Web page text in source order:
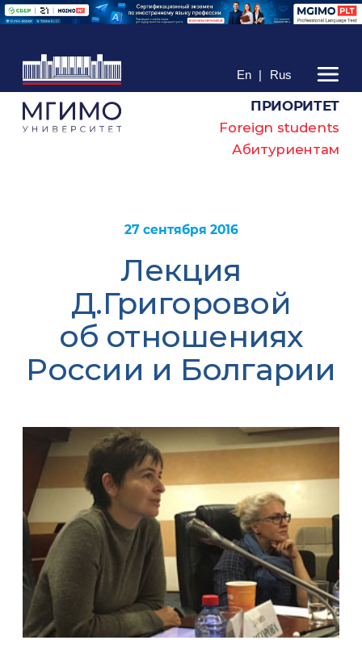
En | Rus
ПРИОРИТЕТ
Foreign students
Абитуриентам
27 сентября 2016
Лекция
Д.Григоровой
об отношениях
России и Болгарии